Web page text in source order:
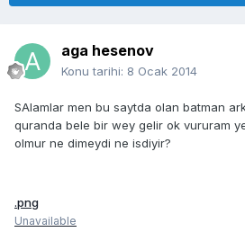
aga hesenov
Konu tarihi: 8 Ocak 2014
SAlamlar men bu saytda olan batman
quranda bele bir wey gelir ok vururam
olmur ne dimeydi ne isdiyir?
.png
Unavailable